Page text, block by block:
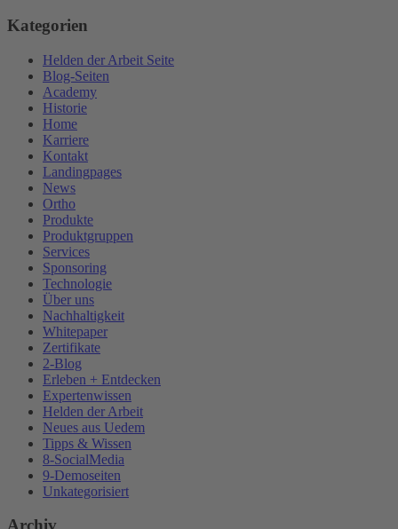
Kategorien
Helden der Arbeit Seite
Blog-Seiten
Academy
Historie
Home
Karriere
Kontakt
Landingpages
News
Ortho
Produkte
Produktgruppen
Services
Sponsoring
Technologie
Über uns
Nachhaltigkeit
Whitepaper
Zertifikate
2-Blog
Erleben + Entdecken
Expertenwissen
Helden der Arbeit
Neues aus Uedem
Tipps & Wissen
8-SocialMedia
9-Demoseiten
Unkategorisiert
Archiv